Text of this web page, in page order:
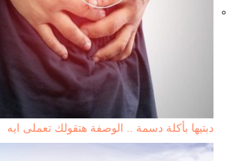
دبتيها بأكلة دسمة .. الوصفة هتقولك تعملى ايه